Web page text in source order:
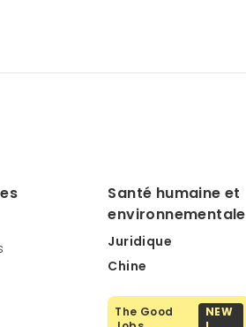
Santé humaine et
environnementale
Juridique
Chine
The Good
NEW